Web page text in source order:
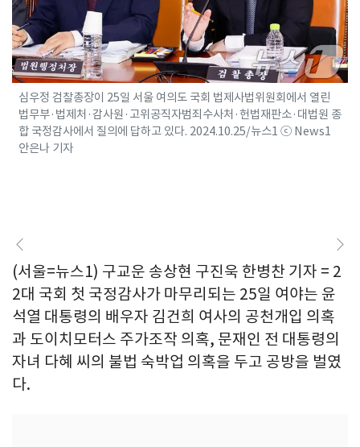
심우정 검찰총장이 25일 서울 여의도 국회 법제사법위원회에서 열린
법무부·법제처·감사원·고위공직자범죄수사처·헌법재판소·대법원 종
합 국정감사에서 질의에 답하고 있다. 2024.10.25/뉴스1 ⓒ News1
안은나 기자
(서울=뉴스1) 구교운 송상현 구진욱 한병찬 기자 = 2
2대 국회 첫 국정감사가 마무리되는 25일 여야는 윤
석열 대통령의 배우자 김건희 여사의 공천개입 의혹
과 도이치모터스 주가조작 의혹, 문재인 전 대통령의
자녀 다혜 씨의 불법 숙박업 의혹을 두고 공방을 벌였
다.